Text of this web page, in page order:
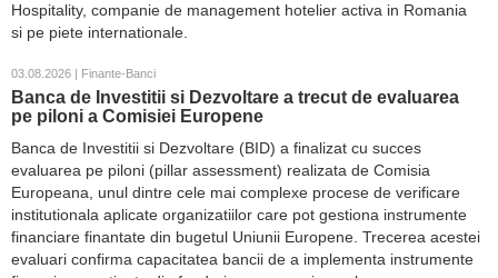
Hospitality, companie de management hotelier activa in Romania
si pe piete internationale.
03.08.2026 | Finante-Banci
Banca de Investitii si Dezvoltare a trecut de evaluarea
pe piloni a Comisiei Europene
Banca de Investitii si Dezvoltare (BID) a finalizat cu succes
evaluarea pe piloni (pillar assessment) realizata de Comisia
Europeana, unul dintre cele mai complexe procese de verificare
institutionala aplicate organizatiilor care pot gestiona instrumente
financiare finantate din bugetul Uniunii Europene. Trecerea acestei
evaluari confirma capacitatea bancii de a implementa instrumente